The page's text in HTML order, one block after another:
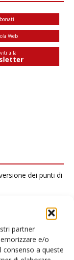
partner
e/o
consenso a queste
Web
alla
dei punti di
tra localismo e
rivoluzionare la